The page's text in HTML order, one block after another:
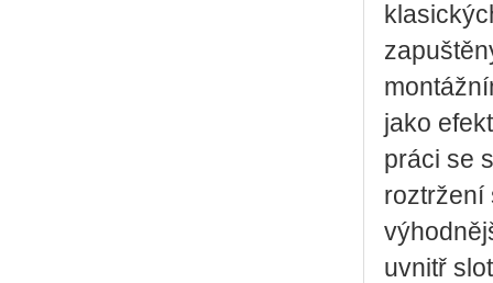
jako
práci se
roztržení
uvnitř